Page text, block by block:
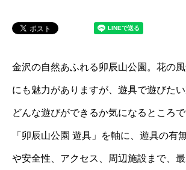
金沢の自然あふれる卯辰山公園。花の
にも魅力がありますが、遊具で遊びた
どんな遊びができるか気になるところ
「卯辰山公園 遊具」を軸に、遊具の有
や安全性、アクセス、周辺施設まで、